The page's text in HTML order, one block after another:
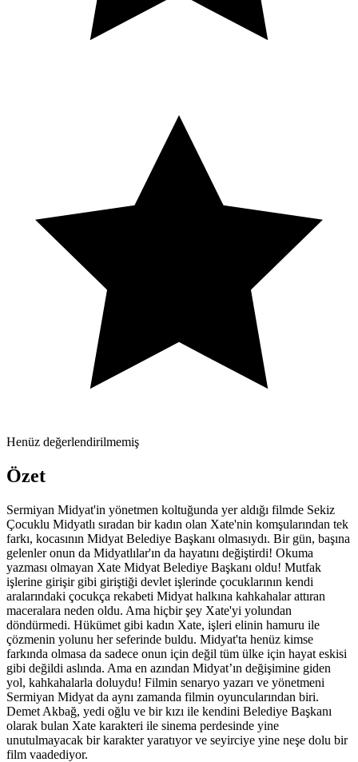
Henüz değerlendirilmemiş
Özet
Sermiyan Midyat'in yönetmen koltuğunda yer aldığı filmde Sekiz
Çocuklu Midyatlı sıradan bir kadın olan Xate'nin komşularından tek
farkı, kocasının Midyat Belediye Başkanı olmasıydı. Bir gün, başına
gelenler onun da Midyatlılar'ın da hayatını değiştirdi! Okuma
yazması olmayan Xate Midyat Belediye Başkanı oldu! Mutfak
işlerine girişir gibi giriştiği devlet işlerinde çocuklarının kendi
aralarındaki çocukça rekabeti Midyat halkına kahkahalar attıran
maceralara neden oldu. Ama hiçbir şey Xate'yi yolundan
döndürmedi. Hükümet gibi kadın Xate, işleri elinin hamuru ile
çözmenin yolunu her seferinde buldu. Midyat'ta henüz kimse
farkında olmasa da sadece onun için değil tüm ülke için hayat eskisi
gibi değildi aslında. Ama en azından Midyat’ın değişimine giden
yol, kahkahalarla doluydu! Filmin senaryo yazarı ve yönetmeni
Sermiyan Midyat da aynı zamanda filmin oyuncularından biri.
Demet Akbağ, yedi oğlu ve bir kızı ile kendini Belediye Başkanı
olarak bulan Xate karakteri ile sinema perdesinde yine
unutulmayacak bir karakter yaratıyor ve seyirciye yine neşe dolu bir
film vaadediyor.